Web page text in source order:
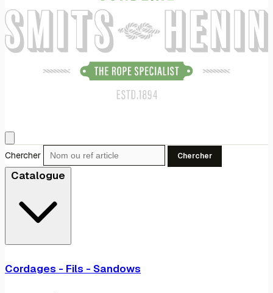
Chercher Chercher
Catalogue
Cordages - Fils - Sandows